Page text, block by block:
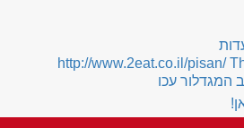
http://www.2eat.co.il/pisan/
המגדלור עכו